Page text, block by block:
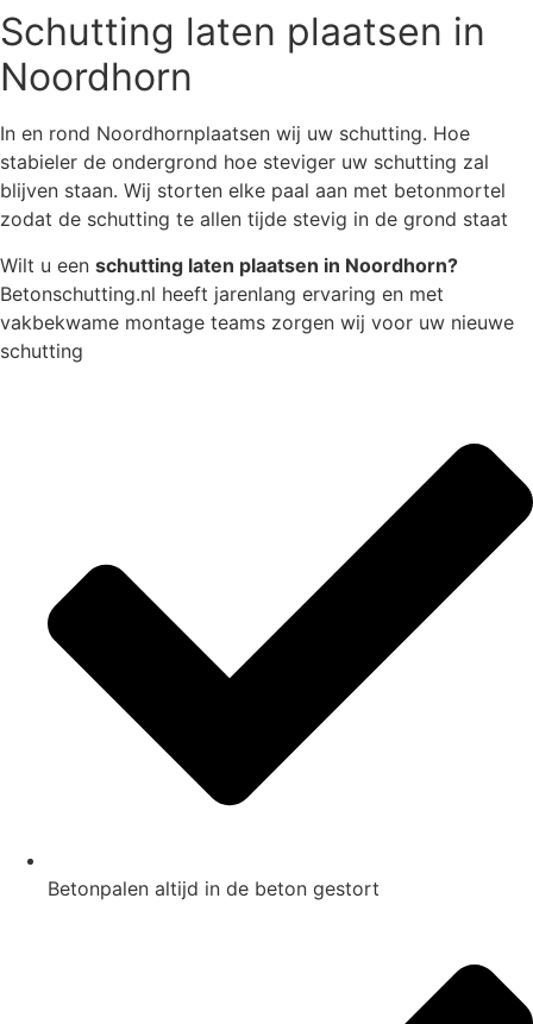
Schutting laten plaatsen in
Noordhorn
In en rond Noordhornplaatsen wij uw schutting. Hoe
stabieler de ondergrond hoe steviger uw schutting zal
blijven staan. Wij storten elke paal aan met betonmortel
zodat de schutting te allen tijde stevig in de grond staat
Wilt u een schutting laten plaatsen in Noordhorn?
Betonschutting.nl heeft jarenlang ervaring en met
vakbekwame montage teams zorgen wij voor uw nieuwe
schutting
Betonpalen altijd in de beton gestort